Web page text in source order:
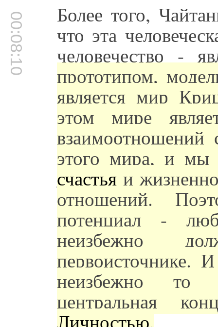
00:08:10 Более того,
что эта
человечество -
прототипом,
является мир
этом мире
этого мира, и мы
счастьяи
отношений.
потенциал -
неизбежно
первоисточнике.
неизбежно то
центральная
Личностью.